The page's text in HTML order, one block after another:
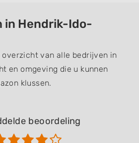
in Hendrik-Ido-
van alle bedrijven in
en omgeving die u kunnen
klussen.
beoordeling